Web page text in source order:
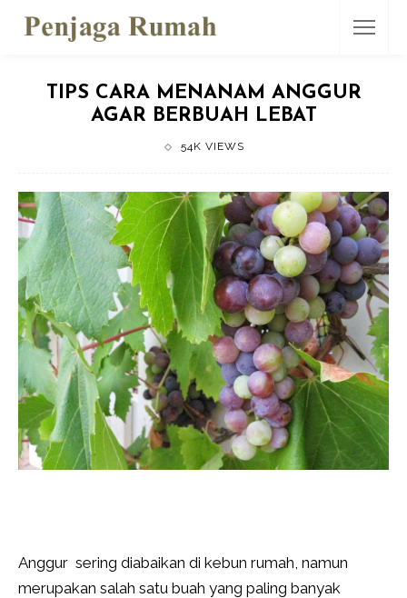
TIPS CARA MENANAM ANGGUR
AGAR BERBUAH LEBAT
54K VIEWS
Anggur sering diabaikan di kebun rumah, namun
merupakan salah satu buah yang paling banyak